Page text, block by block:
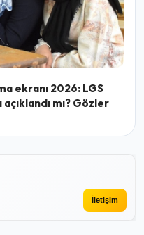
ekranı 2026: LGS
mı? Gözler
İletişim